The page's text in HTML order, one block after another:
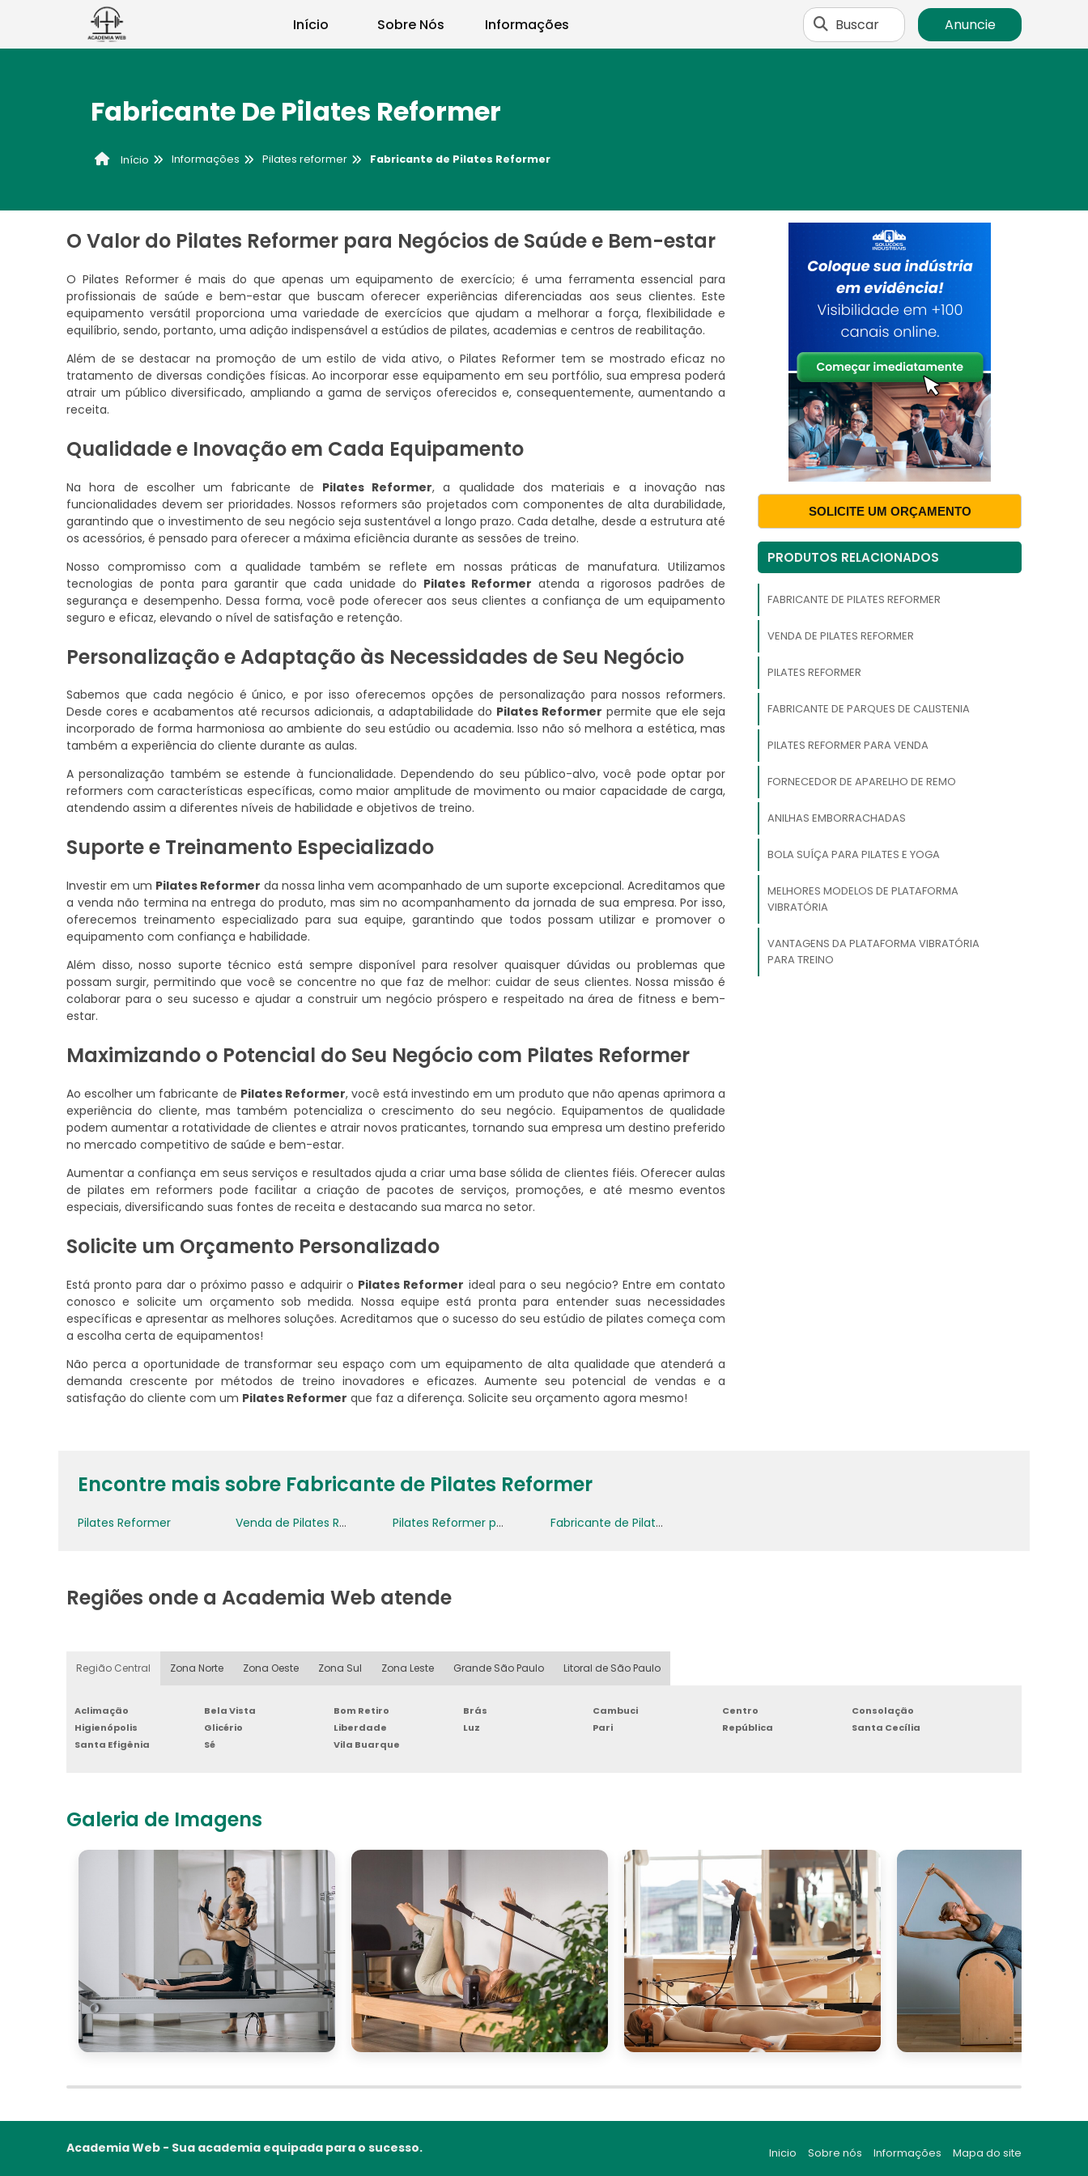
Início Sobre Nós Informações Buscar Anuncie
Fabricante De Pilates Reformer
Início Informações Pilates reformer Fabricante de Pilates Reformer
O Valor do Pilates Reformer para Negócios de Saúde e Bem-estar
O Pilates Reformer é mais do que apenas um equipamento de exercício; é uma ferramenta essencial para
profissionais de saúde e bem-estar que buscam oferecer experiências diferenciadas aos seus clientes. Este
equipamento versátil proporciona uma variedade de exercícios que ajudam a melhorar a força, flexibilidade e
equilíbrio, sendo, portanto, uma adição indispensável a estúdios de pilates, academias e centros de reabilitação.
Além de se destacar na promoção de um estilo de vida ativo, o Pilates Reformer tem se mostrado eficaz no
tratamento de diversas condições físicas. Ao incorporar esse equipamento em seu portfólio, sua empresa poderá
atrair um público diversificado, ampliando a gama de serviços oferecidos e, consequentemente, aumentando a
receita.
Qualidade e Inovação em Cada Equipamento
Na hora de escolher um fabricante de Pilates Reformer, a qualidade dos materiais e a inovação nas
funcionalidades devem ser prioridades. Nossos reformers são projetados com componentes de alta durabilidade,
garantindo que o investimento de seu negócio seja sustentável a longo prazo. Cada detalhe, desde a estrutura até
os acessórios, é pensado para oferecer a máxima eficiência durante as sessões de treino.
Nosso compromisso com a qualidade também se reflete em nossas práticas de manufatura. Utilizamos
tecnologias de ponta para garantir que cada unidade do Pilates Reformer atenda a rigorosos padrões de
segurança e desempenho. Dessa forma, você pode oferecer aos seus clientes a confiança de um equipamento
seguro e eficaz, elevando o nível de satisfação e retenção.
Personalização e Adaptação às Necessidades de Seu Negócio
Sabemos que cada negócio é único, e por isso oferecemos opções de personalização para nossos reformers.
Desde cores e acabamentos até recursos adicionais, a adaptabilidade do Pilates Reformer permite que ele seja
incorporado de forma harmoniosa ao ambiente do seu estúdio ou academia. Isso não só melhora a estética, mas
também a experiência do cliente durante as aulas.
A personalização também se estende à funcionalidade. Dependendo do seu público-alvo, você pode optar por
reformers com características específicas, como maior amplitude de movimento ou maior capacidade de carga,
atendendo assim a diferentes níveis de habilidade e objetivos de treino.
Suporte e Treinamento Especializado
Investir em um Pilates Reformer da nossa linha vem acompanhado de um suporte excepcional. Acreditamos que
a venda não termina na entrega do produto, mas sim no acompanhamento da jornada de sua empresa. Por isso,
oferecemos treinamento especializado para sua equipe, garantindo que todos possam utilizar e promover o
equipamento com confiança e habilidade.
Além disso, nosso suporte técnico está sempre disponível para resolver quaisquer dúvidas ou problemas que
possam surgir, permitindo que você se concentre no que faz de melhor: cuidar de seus clientes. Nossa missão é
colaborar para o seu sucesso e ajudar a construir um negócio próspero e respeitado na área de fitness e bem-
estar.
Maximizando o Potencial do Seu Negócio com Pilates Reformer
Ao escolher um fabricante de Pilates Reformer, você está investindo em um produto que não apenas aprimora a
experiência do cliente, mas também potencializa o crescimento do seu negócio. Equipamentos de qualidade
podem aumentar a rotatividade de clientes e atrair novos praticantes, tornando sua empresa um destino preferido
no mercado competitivo de saúde e bem-estar.
Aumentar a confiança em seus serviços e resultados ajuda a criar uma base sólida de clientes fiéis. Oferecer aulas
de pilates em reformers pode facilitar a criação de pacotes de serviços, promoções, e até mesmo eventos
especiais, diversificando suas fontes de receita e destacando sua marca no setor.
Solicite um Orçamento Personalizado
Está pronto para dar o próximo passo e adquirir o Pilates Reformer ideal para o seu negócio? Entre em contato
conosco e solicite um orçamento sob medida. Nossa equipe está pronta para entender suas necessidades
específicas e apresentar as melhores soluções. Acreditamos que o sucesso do seu estúdio de pilates começa com
a escolha certa de equipamentos!
Não perca a oportunidade de transformar seu espaço com um equipamento de alta qualidade que atenderá a
demanda crescente por métodos de treino inovadores e eficazes. Aumente seu potencial de vendas e a
satisfação do cliente com um Pilates Reformer que faz a diferença. Solicite seu orçamento agora mesmo!
SOLICITE UM ORÇAMENTO
PRODUTOS RELACIONADOS
FABRICANTE DE PILATES REFORMER
VENDA DE PILATES REFORMER
PILATES REFORMER
FABRICANTE DE PARQUES DE CALISTENIA
PILATES REFORMER PARA VENDA
FORNECEDOR DE APARELHO DE REMO
ANILHAS EMBORRACHADAS
BOLA SUÍÇA PARA PILATES E YOGA
MELHORES MODELOS DE PLATAFORMA
VIBRATÓRIA
VANTAGENS DA PLATAFORMA VIBRATÓRIA
PARA TREINO
Encontre mais sobre Fabricante de Pilates Reformer
Pilates Reformer Venda de Pilates Reformer Pilates Reformer para Venda Fabricante de Pilates Reformer
Regiões onde a Academia Web atende
Região Central Zona Norte Zona Oeste Zona Sul Zona Leste Grande São Paulo Litoral de São Paulo
Aclimação Bela Vista Bom Retiro Brás Cambuci Centro
Consolação
Higienópolis
Glicério Liberdade Luz Pari República
Santa Cecília
Santa Efigênia
Sé Vila Buarque
Galeria de Imagens
Academia Web - Sua academia equipada para o sucesso. Inicio Sobre nós Informações Mapa do site